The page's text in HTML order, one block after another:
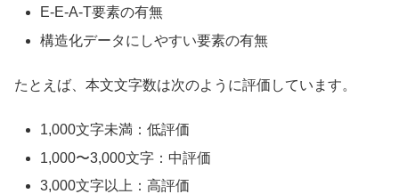
E-E-A-T要素の有無
構造化データにしやすい要素の有無
たとえば、本文文字数は次のように評価しています。
1,000文字未満：低評価
1,000〜3,000文字：中評価
3,000文字以上：高評価